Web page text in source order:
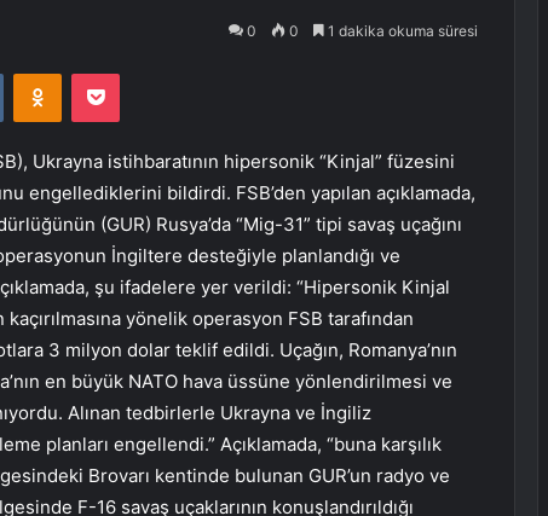
0 0 1 dakika okuma süresi
VKontakteOdnoklassniki
Pocket
Ukrayna istihbaratının hipersonik “Kinjal” füzesini
engellediklerini bildirdi. FSB’den yapılan açıklamada,
(GUR) Rusya’da “Mig-31” tipi savaş uçağını
İngiltere desteğiyle planlandığı ve
şu ifadelere yer verildi: “Hipersonik Kinjal
yönelik operasyon FSB tarafından
3 milyon dolar teklif edildi. Uçağın, Romanya’nın
en büyük NATO hava üssüne yönlendirilmesi ve
Alınan tedbirlerle Ukrayna ve İngiliz
planları engellendi.” Açıklamada, “buna karşılık
Brovarı kentinde bulunan GUR’un radyo ve
F-16 savaş uçaklarının konuşlandırıldığı